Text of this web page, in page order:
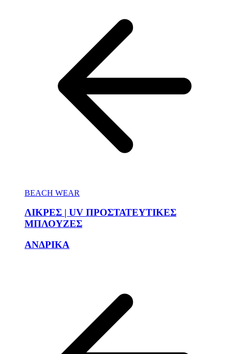
BEACH WEAR
ΛΙΚΡΕΣ | UV ΠΡΟΣΤΑΤΕΥΤΙΚΕΣ
ΜΠΛΟΥΖΕΣ
ΑΝΔΡΙΚΑ